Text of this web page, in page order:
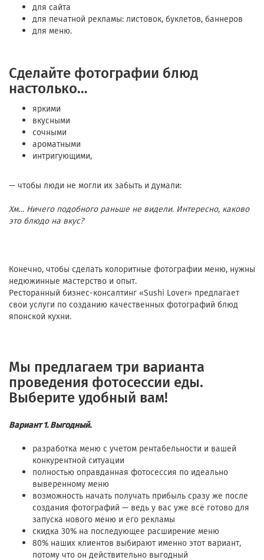
для сайта
для печатной рекламы: листовок, буклетов, баннеров
для меню.
Сделайте фотографии блюд
настолько…
яркими
вкусными
сочными
ароматными
интригующими,
— чтобы люди не могли их забыть и думали:
Хм… Ничего подобного раньше не видели. Интересно, каково
это блюдо на вкус?
Конечно, чтобы сделать колоритные фотографии меню, нужны
недюжинные мастерство и опыт.
Ресторанный бизнес-консалтинг «Sushi Lover» предлагает
свои услуги по созданию качественных фотографий блюд
японской кухни.
Мы предлагаем три варианта
проведения фотосессии еды.
Выберите удобный вам!
Вариант 1. Выгодный.
разработка меню с учетом рентабельности и вашей
конкурентной ситуации
полностью оправданная фотосессия по идеально
выверенному меню
возможность начать получать прибыль сразу же после
создания фотографий — ведь у вас уже всё готово для
запуска нового меню и его рекламы
скидка 30% на последующее расширение меню
80% наших клиентов выбирают именно этот вариант,
потому что он действительно выгодный